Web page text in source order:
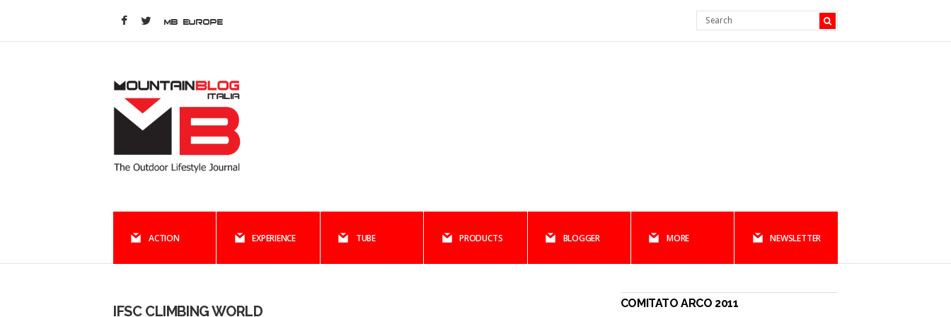
MB EUROPE
ACTION EXPERIENCE TUBE PRODUCTS BLOGGER MORE NEWSLETTER
IFSC CLIMBING WORLD COMITATO ARCO 2011